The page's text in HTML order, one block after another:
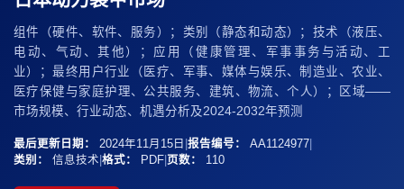
组件（硬件、软件、服务）；类别（静态和动态）；技术（液压、
电动、气动、其他）；应用（健康管理、军事事务与活动、工
业）；最终用户行业（医疗、军事、媒体与娱乐、制造业、农业、
医疗保健与家庭护理、公共服务、建筑、物流、个人）；区域——
市场规模、行业动态、机遇分析及2024-2032年预测
最后更新日期： 2024年11月15日 报告编号： AA1124977
类别：
信息技术 格式： PDF 页数： 110